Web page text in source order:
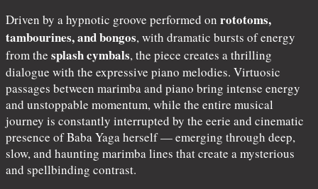
Driven by a hypnotic groove performed on rototoms,
tambourines, and bongos, with dramatic bursts of energy
from the splash cymbals, the piece creates a thrilling
dialogue with the expressive piano melodies. Virtuosic
passages between marimba and piano bring intense energy
and unstoppable momentum, while the entire musical
journey is constantly interrupted by the eerie and cinematic
presence of Baba Yaga herself — emerging through deep,
slow, and haunting marimba lines that create a mysterious
and spellbinding contrast.